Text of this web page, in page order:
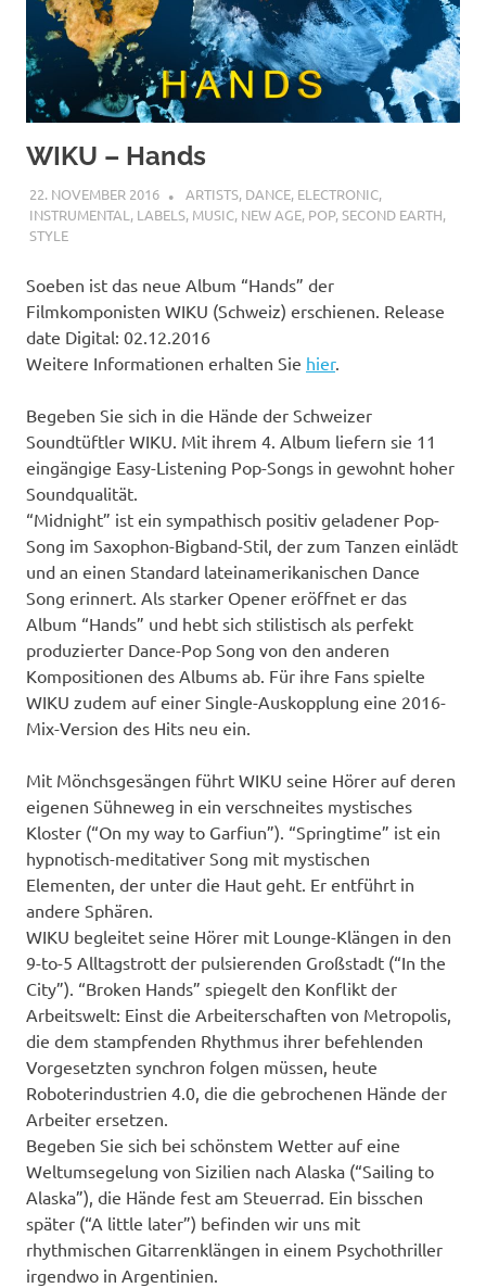
WIKU – Hands
22. NOVEMBER 2016 STEFANBRAUN
ARTISTS, DANCE, ELECTRONIC,
INSTRUMENTAL , LABELS, MUSIC, NEW AGE, POP,SECOND EARTH,
STYLE
Soeben ist das neue Album “Hands” der
Filmkomponisten WIKU (Schweiz) erschienen. Release
date Digital: 02.12.2016
Weitere Informationen erhalten Sie hier.
Begeben Sie sich in die Hände der Schweizer
Soundtüftler WIKU. Mit ihrem 4. Album liefern sie 11
eingängige Easy-Listening Pop-Songs in gewohnt hoher
Soundqualität.
“Midnight” ist ein sympathisch positiv geladener Pop-
Song im Saxophon-Bigband-Stil, der zum Tanzen einlädt
und an einen Standard lateinamerikanischen Dance
Song erinnert. Als starker Opener eröffnet er das
Album “Hands” und hebt sich stilistisch als perfekt
produzierter Dance-Pop Song von den anderen
Kompositionen des Albums ab. Für ihre Fans spielte
WIKU zudem auf einer Single-Auskopplung eine 2016-
Mix-Version des Hits neu ein.
Mit Mönchsgesängen führt WIKU seine Hörer auf deren
eigenen Sühneweg in ein verschneites mystisches
Kloster (“On my way to Garfiun”). “Springtime” ist ein
hypnotisch-meditativer Song mit mystischen
Elementen, der unter die Haut geht. Er entführt in
andere Sphären.
WIKU begleitet seine Hörer mit Lounge-Klängen in den
9-to-5 Alltagstrott der pulsierenden Großstadt (“In the
City”). “Broken Hands” spiegelt den Konflikt der
Arbeitswelt: Einst die Arbeiterschaften von Metropolis,
die dem stampfenden Rhythmus ihrer befehlenden
Vorgesetzten synchron folgen müssen, heute
Roboterindustrien 4.0, die die gebrochenen Hände der
Arbeiter ersetzen.
Begeben Sie sich bei schönstem Wetter auf eine
Weltumsegelung von Sizilien nach Alaska (“Sailing to
Alaska”), die Hände fest am Steuerrad. Ein bisschen
später (“A little later”) befinden wir uns mit
rhythmischen Gitarrenklängen in einem Psychothriller
irgendwo in Argentinien.